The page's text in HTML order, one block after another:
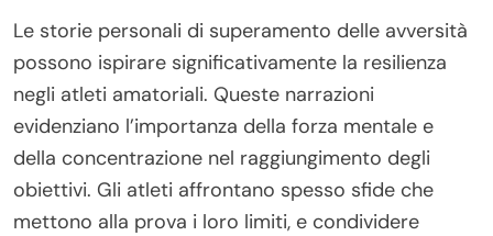
Le storie personali di superamento delle avversità
possono ispirare significativamente la resilienza
negli atleti amatoriali. Queste narrazioni
evidenziano l’importanza della forza mentale e
della concentrazione nel raggiungimento degli
obiettivi. Gli atleti affrontano spesso sfide che
mettono alla prova i loro limiti, e condividere